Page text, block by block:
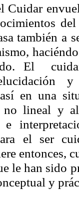
Cuidar
también a
El
elucidación
en una
no lineal y
el ser
entonces,
le han sido
y